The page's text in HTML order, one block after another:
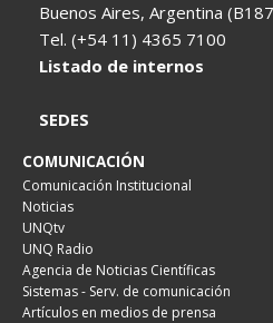
Buenos Aires, Argentina
Tel. (+54 11) 4365 7100
Listado de internos
SEDES
COMUNICACIÓN
Comunicación Institucional
Noticias
UNQtv
UNQ Radio
Agencia de Noticias Científicas
Sistemas - Serv. de comunicación
Artículos en medios de prensa